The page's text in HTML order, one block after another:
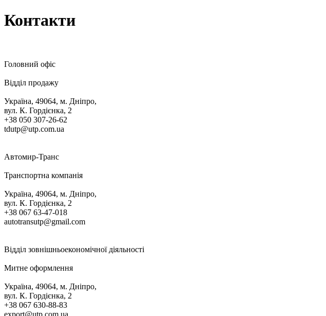
Контакти
Головний офіс
Відділ продажу
Україна, 49064, м. Дніпро,
вул. К. Гордієнка, 2
+38 050 307-26-62
tdutp@utp.com.ua
Автомир-Транс
Транспортна компанія
Україна, 49064, м. Дніпро,
вул. К. Гордієнка, 2
+38 067 63-47-018
autotransutp@gmail.com
Відділ зовнішньоекономічної діяльності
Митне оформлення
Україна, 49064, м. Дніпро,
вул. К. Гордієнка, 2
+38 067 630-88-83
export@utp.com.ua